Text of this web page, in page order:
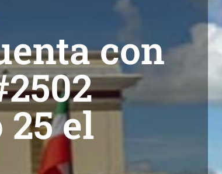
con
el